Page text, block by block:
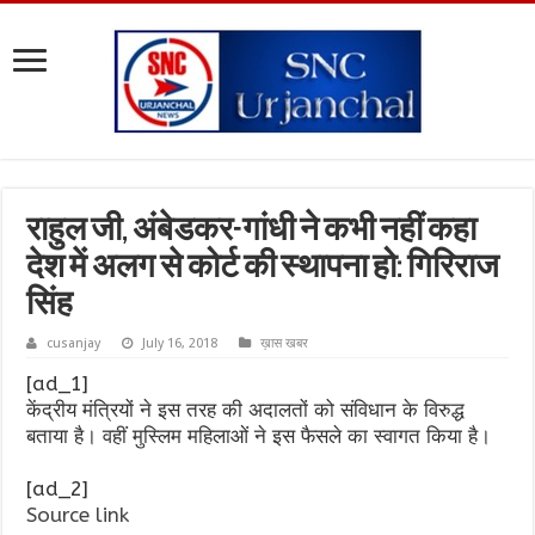
राहुल जी, अंबेडकर-गांधी ने कभी नहीं कहा
देश में अलग से कोर्ट की स्थापना हो: गिरिराज
सिंह
cusanjay July 16, 2018 ख़ास खबर
[ad_1]
केंद्रीय मंत्रियों ने इस तरह की अदालतों को संविधान के विरुद्ध
बताया है। वहीं मुस्लिम महिलाओं ने इस फैसले का स्वागत किया है।
[ad_2]
Source link